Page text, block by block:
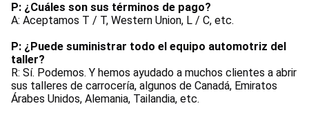
P: ¿Cuáles son sus términos de pago?
A: Aceptamos T / T, Western Union, L / C, etc.
P: ¿Puede suministrar todo el equipo automotriz del
taller?
R: Sí. Podemos. Y hemos ayudado a muchos clientes a abrir
sus talleres de carrocería, algunos de Canadá, Emiratos
Árabes Unidos, Alemania, Tailandia, etc.